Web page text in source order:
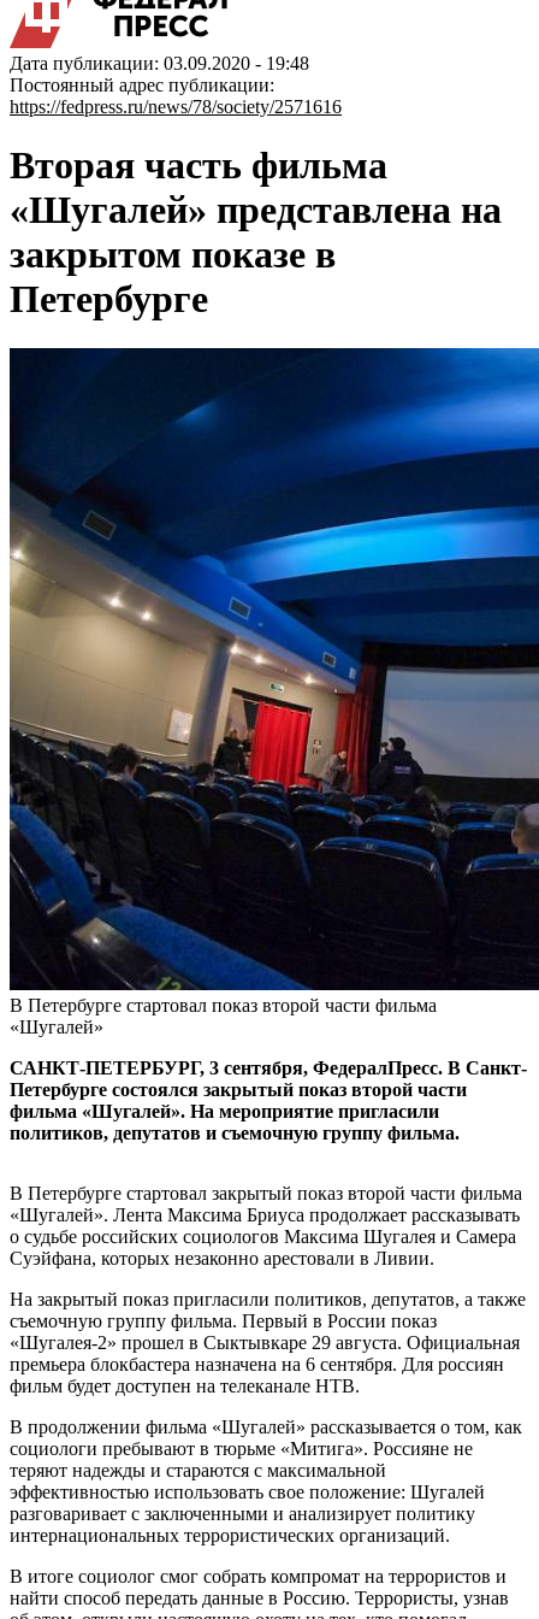
Дата публикации: 03.09.2020 - 19:48
Постоянный адрес публикации:
https://fedpress.ru/news/78/society/2571616
Вторая часть фильма
«Шугалей» представлена на
закрытом показе в
Петербурге
В Петербурге стартовал показ второй части фильма
«Шугалей»
САНКТ-ПЕТЕРБУРГ, 3 сентября, ФедералПресс. В Санкт-
Петербурге состоялся закрытый показ второй части
фильма «Шугалей». На мероприятие пригласили
политиков, депутатов и съемочную группу фильма.
В Петербурге стартовал закрытый показ второй части фильма
«Шугалей». Лента Максима Бриуса продолжает рассказывать
о судьбе российских социологов Максима Шугалея и Самера
Суэйфана, которых незаконно арестовали в Ливии.
На закрытый показ пригласили политиков, депутатов, а также
съемочную группу фильма. Первый в России показ
«Шугалея-2» прошел в Сыктывкаре 29 августа. Официальная
премьера блокбастера назначена на 6 сентября. Для россиян
фильм будет доступен на телеканале НТВ.
В продолжении фильма «Шугалей» рассказывается о том, как
социологи пребывают в тюрьме «Митига». Россияне не
теряют надежды и стараются с максимальной
эффективностью использовать свое положение: Шугалей
разговаривает с заключенными и анализирует политику
интернациональных террористических организаций.
В итоге социолог смог собрать компромат на террористов и
найти способ передать данные в Россию. Террористы, узнав